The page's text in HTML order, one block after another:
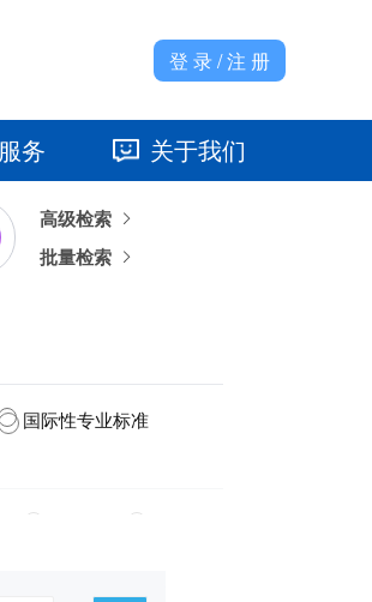
登 录 / 注 册
务 关于我们
高级检索
批量检索
国际性专业标准